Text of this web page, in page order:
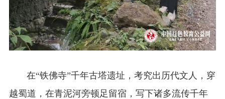
在“铁佛寺”千年古塔遗址，考究出历代文人，穿
越蜀道，在青泥河旁顿足留宿，写下诸多流传千年